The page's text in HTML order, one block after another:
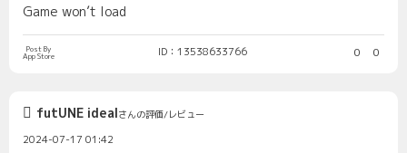
Game won’t load
Post By
App Store ID：13538633766 0 0
futUNE idealさんの評価/レビュー
2024-07-17 01:42